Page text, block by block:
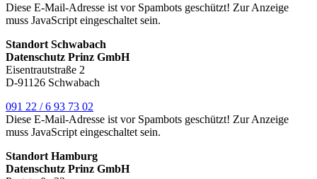
Diese E-Mail-Adresse ist vor Spambots geschützt! Zur Anzeige
muss JavaScript eingeschaltet sein.
Standort Schwabach
Datenschutz Prinz GmbH
Eisentrautstraße 2
D-91126 Schwabach
091 22 / 6 93 73 02
Diese E-Mail-Adresse ist vor Spambots geschützt! Zur Anzeige
muss JavaScript eingeschaltet sein.
Standort Hamburg
Datenschutz Prinz GmbH